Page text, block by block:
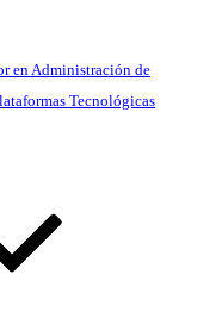
en Administración de
Tecnológicas